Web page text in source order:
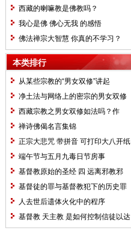
者：生根活佛
西藏的喇嘛教是佛教吗？
我心是佛 佛心无我 的感悟
佛法禅宗大智慧 你真的不学习？
本类排行
从某些宗教的“男女双修”讲起
净土法与网络上的密宗的男女双修
的图片
西藏宗教之男女双修如法吗？作
者：生根活佛
禅诗佛偈名言集锦
正宗大悲咒 带拼音 可打印大八开纸
小三号字
端午节与五月九毒日节房事
基督教原始的圣经 四 远离邪教邪
说？
基督徒的罪与基督教犯下的历史罪
行。真的吗？
人去世后遗体火化中的程序
基督教 天主教 是如何控制信徒以达